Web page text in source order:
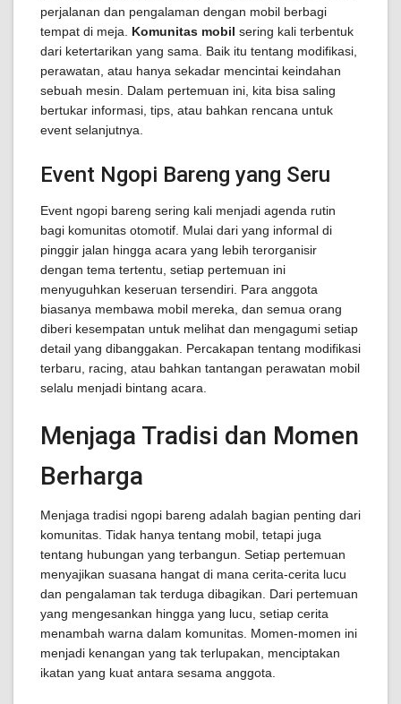
perjalanan dan pengalaman dengan mobil berbagi
tempat di meja. Komunitas mobil sering kali terbentuk
dari ketertarikan yang sama. Baik itu tentang modifikasi,
perawatan, atau hanya sekadar mencintai keindahan
sebuah mesin. Dalam pertemuan ini, kita bisa saling
bertukar informasi, tips, atau bahkan rencana untuk
event selanjutnya.
Event Ngopi Bareng yang Seru
Event ngopi bareng sering kali menjadi agenda rutin
bagi komunitas otomotif. Mulai dari yang informal di
pinggir jalan hingga acara yang lebih terorganisir
dengan tema tertentu, setiap pertemuan ini
menyuguhkan keseruan tersendiri. Para anggota
biasanya membawa mobil mereka, dan semua orang
diberi kesempatan untuk melihat dan mengagumi setiap
detail yang dibanggakan. Percakapan tentang modifikasi
terbaru, racing, atau bahkan tantangan perawatan mobil
selalu menjadi bintang acara.
Menjaga Tradisi dan Momen
Berharga
Menjaga tradisi ngopi bareng adalah bagian penting dari
komunitas. Tidak hanya tentang mobil, tetapi juga
tentang hubungan yang terbangun. Setiap pertemuan
menyajikan suasana hangat di mana cerita-cerita lucu
dan pengalaman tak terduga dibagikan. Dari pertemuan
yang mengesankan hingga yang lucu, setiap cerita
menambah warna dalam komunitas. Momen-momen ini
menjadi kenangan yang tak terlupakan, menciptakan
ikatan yang kuat antara sesama anggota.